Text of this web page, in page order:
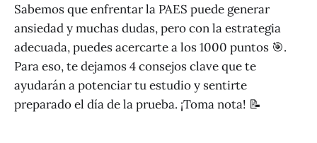
Sabemos que enfrentar la PAES puede generar
ansiedad y muchas dudas, pero con la estrategia
adecuada, puedes acercarte a los 1000 puntos 🎯.
Para eso, te dejamos 4 consejos clave que te
ayudarán a potenciar tu estudio y sentirte
preparado el día de la prueba. ¡Toma nota! 📝